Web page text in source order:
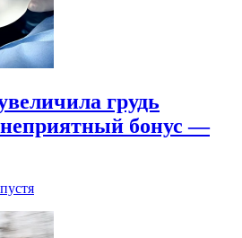
грудь
бонус —